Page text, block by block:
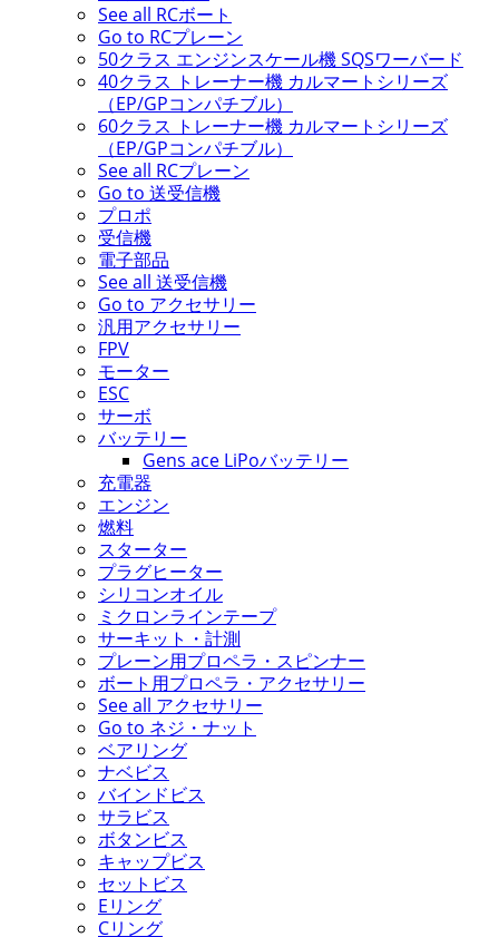
See all RCボート
Go to RCプレーン
50クラス エンジンスケール機 SQSワーバード
40クラス トレーナー機 カルマートシリーズ
（EP/GPコンパチブル）
60クラス トレーナー機 カルマートシリーズ
（EP/GPコンパチブル）
See all RCプレーン
Go to 送受信機
プロポ
受信機
電子部品
See all 送受信機
Go to アクセサリー
汎用アクセサリー
FPV
モーター
ESC
サーボ
バッテリー
Gens ace LiPoバッテリー
充電器
エンジン
燃料
スターター
プラグヒーター
シリコンオイル
ミクロンラインテープ
サーキット・計測
プレーン用プロペラ・スピンナー
ボート用プロペラ・アクセサリー
See all アクセサリー
Go to ネジ・ナット
ベアリング
ナベビス
バインドビス
サラビス
ボタンビス
キャップビス
セットビス
Eリング
Cリング